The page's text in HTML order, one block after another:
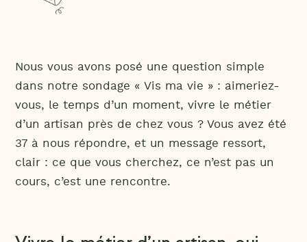
Nous vous avons posé une question simple
dans notre sondage « Vis ma vie » : aimeriez-
vous, le temps d’un moment, vivre le métier
d’un artisan près de chez vous ? Vous avez été
37 à nous répondre, et un message ressort,
clair : ce que vous cherchez, ce n’est pas un
cours, c’est une rencontre.